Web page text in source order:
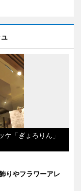
ケ「ぎょろりん」
りやフラワーアレ